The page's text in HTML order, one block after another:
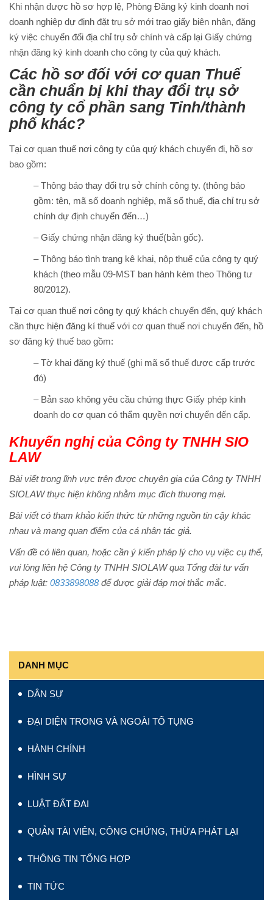
Khi nhận được hồ sơ hợp lệ, Phòng Đăng ký kinh doanh nơi
doanh nghiệp dự định đặt trụ sở mới trao giấy biên nhận, đăng
ký việc chuyển đổi địa chỉ trụ sở chính và cấp lại Giấy chứng
nhận đăng ký kinh doanh cho công ty của quý khách.
Các hồ sơ đối với cơ quan Thuế
cần chuẩn bị khi thay đổi trụ sở
công ty cổ phần sang Tỉnh/thành
phố khác?
Tại cơ quan thuế nơi công ty của quý khách chuyển đi, hồ sơ
bao gồm:
– Thông báo thay đổi trụ sở chính công ty. (thông báo
gồm: tên, mã số doanh nghiệp, mã số thuế, địa chỉ trụ sở
chính dự định chuyển đến…)
– Giấy chứng nhận đăng ký thuế(bản gốc).
– Thông báo tình trạng kê khai, nộp thuế của công ty quý
khách (theo mẫu 09-MST ban hành kèm theo Thông tư
80/2012).
Tại cơ quan thuế nơi công ty quý khách chuyển đến, quý khách
cần thực hiện đăng kí thuế với cơ quan thuế nơi chuyển đến, hồ
sơ đăng ký thuế bao gồm:
– Tờ khai đăng ký thuế (ghi mã số thuế được cấp trước
đó)
– Bản sao không yêu cầu chứng thực Giấy phép kinh
doanh do cơ quan có thẩm quyền nơi chuyển đến cấp.
Khuyến nghị của Công ty TNHH SIO
LAW
Bài viết trong lĩnh vực trên được chuyên gia của Công ty TNHH
SIOLAW thực hiện không nhằm mục đích thương mại.
Bài viết có tham khảo kiến thức từ những nguồn tin cậy khác
nhau và mang quan điểm của cá nhân tác giả.
Vấn đề có liên quan, hoặc cần ý kiến pháp lý cho vụ việc cụ thể,
vui lòng liên hệ Công ty TNHH SIOLAW qua Tổng đài tư vấn
pháp luật: 0833898088để được giải đáp mọi thắc mắc.
DANH MỤC
DÂN SỰ
ĐẠI DIỆN TRONG VÀ NGOÀI TỐ TỤNG
HÀNH CHÍNH
HÌNH SỰ
LUẬT ĐẤT ĐAI
QUẢN TÀI VIÊN, CÔNG CHỨNG, THỪA PHÁT LẠI
THÔNG TIN TỔNG HỢP
TIN TỨC